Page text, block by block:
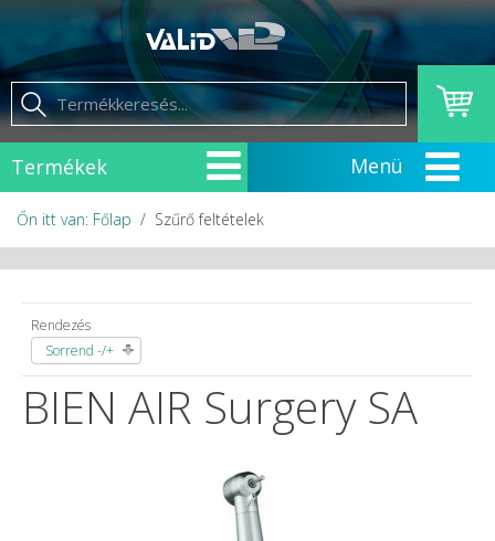
Termékek
Őn itt van: Főlap Szűrő feltételek
Rendezés
Sorrend -/+
BIEN AIR Surgery SA